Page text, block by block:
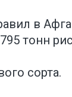
в
тонн
сорта.